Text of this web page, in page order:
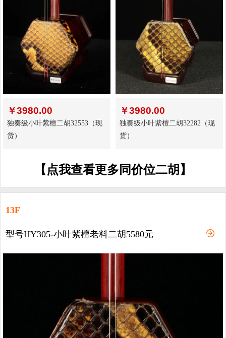
￥3980.00
独奏级小叶紫檀二胡32553（现
货）
￥3980.00
独奏级小叶紫檀二胡32282（现
货）
【点我查看更多同价位二胡】
13F
型号HY305-小叶紫檀老料二胡5580元